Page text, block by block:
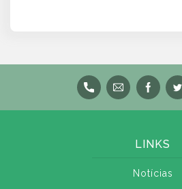
LINKS
Notícias